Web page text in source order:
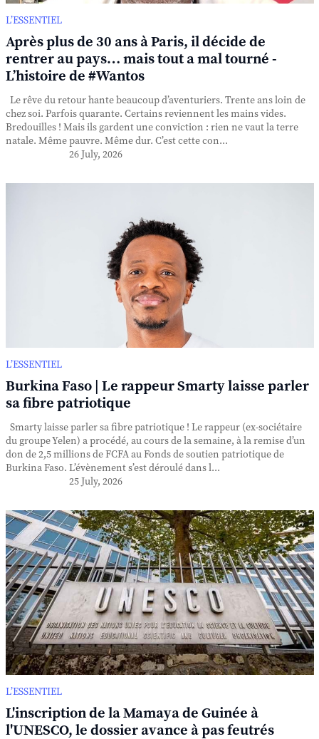
L’ESSENTIEL
Après plus de 30 ans à Paris, il décide de
rentrer au pays… mais tout a mal tourné -
L’histoire de #Wantos
Le rêve du retour hante beaucoup d’aventuriers. Trente ans loin de
chez soi. Parfois quarante. Certains reviennent les mains vides.
Bredouilles ! Mais ils gardent une conviction : rien ne vaut la terre
natale. Même pauvre. Même dur. C’est cette con...
26 July, 2026
L’ESSENTIEL
Burkina Faso | Le rappeur Smarty laisse parler
sa fibre patriotique
Smarty laisse parler sa fibre patriotique ! Le rappeur (ex-sociétaire
du groupe Yelen) a procédé, au cours de la semaine, à la remise d’un
don de 2,5 millions de FCFA au Fonds de soutien patriotique de
Burkina Faso. L’évènement s’est déroulé dans l...
25 July, 2026
L’ESSENTIEL
L'inscription de la Mamaya de Guinée à
l'UNESCO, le dossier avance à pas feutrés